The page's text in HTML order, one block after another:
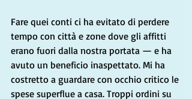
Fare quei conti ci ha evitato di perdere
tempo con città e zone dove gli affitti
erano fuori dalla nostra portata — e ha
avuto un beneficio inaspettato. Mi ha
costretto a guardare con occhio critico le
spese superflue a casa. Troppi ordini su